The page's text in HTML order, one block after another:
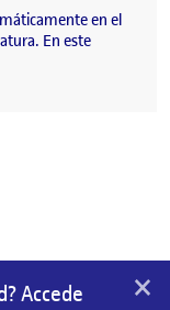
en el
En este
Accede
×